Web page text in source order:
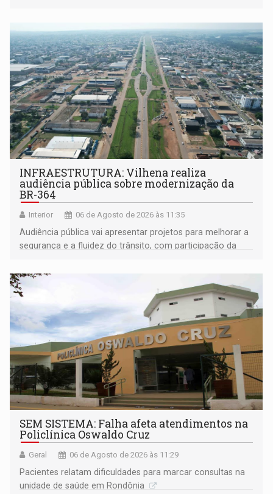
INFRAESTRUTURA: Vilhena realiza
audiência pública sobre modernização da
BR-364
Interior 06 de Agosto de 2026 às 11:35
Audiência pública vai apresentar projetos para melhorar a
segurança e a fluidez do trânsito, com participação da
SEM SISTEMA: Falha afeta atendimentos na
Policlínica Oswaldo Cruz
Geral 06 de Agosto de 2026 às 11:29
Pacientes relatam dificuldades para marcar consultas na
unidade de saúde em Rondônia